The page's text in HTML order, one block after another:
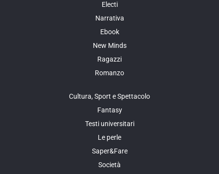
Electi
Narrativa
Ebook
New Minds
Ragazzi
Romanzo
Cultura, Sport e Spettacolo
Fantasy
Testi universitari
Le perle
Saper&Fare
Società